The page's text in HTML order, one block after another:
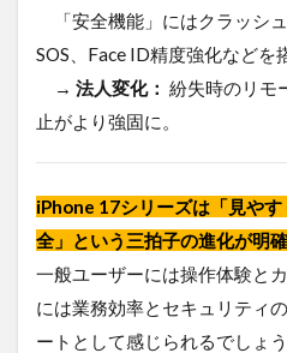
「安全機能」にはクラッシ
SOS、Face ID精度強化などを
→ 法人変化： 紛失時のリモ
止がより強固に。
iPhone 17シリーズは「見や
全」という三拍子の進化が明確
一般ユーザーには操作体験と
には業務効率とセキュリティ
ートとして感じられるでしょう